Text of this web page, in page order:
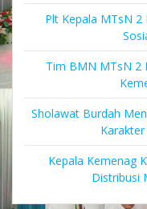
Plt Kepala MTsN 2
Tim BMN MTsN 2
Sholawat Burdah
Kepala Kemenag
Distribusi